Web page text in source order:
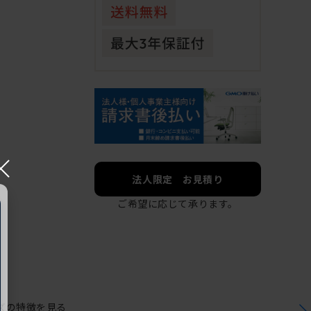
法人限定 お見積り
ご希望に応じて承ります。
の特徴を見る